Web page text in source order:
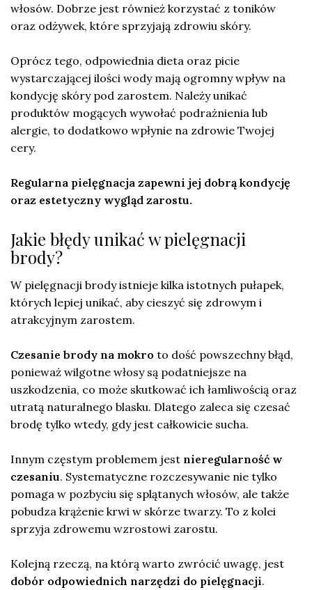
włosów. Dobrze jest również korzystać z toników
oraz odżywek, które sprzyjają zdrowiu skóry.
Oprócz tego, odpowiednia dieta oraz picie
wystarczającej ilości wody mają ogromny wpływ na
kondycję skóry pod zarostem. Należy unikać
produktów mogących wywołać podrażnienia lub
alergie, to dodatkowo wpłynie na zdrowie Twojej
cery.
Regularna pielęgnacja zapewni jej dobrą kondycję
oraz estetyczny wygląd zarostu.
Jakie błędy unikać w pielęgnacji
brody?
W pielęgnacji brody istnieje kilka istotnych pułapek,
których lepiej unikać, aby cieszyć się zdrowym i
atrakcyjnym zarostem.
Czesanie brody na mokro to dość powszechny błąd,
ponieważ wilgotne włosy są podatniejsze na
uszkodzenia, co może skutkować ich łamliwością oraz
utratą naturalnego blasku. Dlatego zaleca się czesać
brodę tylko wtedy, gdy jest całkowicie sucha.
Innym częstym problemem jest nieregularność w
czesaniu. Systematyczne rozczesywanie nie tylko
pomaga w pozbyciu się splątanych włosów, ale także
pobudza krążenie krwi w skórze twarzy. To z kolei
sprzyja zdrowemu wzrostowi zarostu.
Kolejną rzeczą, na którą warto zwrócić uwagę, jest
dobór odpowiednich narzędzi do pielęgnacji.